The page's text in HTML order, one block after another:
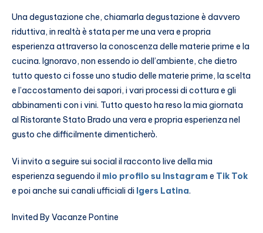
Una degustazione che, chiamarla degustazione è davvero
riduttiva, in realtà è stata per me una vera e propria
esperienza attraverso la conoscenza delle materie prime e la
cucina. Ignoravo, non essendo io dell’ambiente, che dietro
tutto questo ci fosse uno studio delle materie prime, la scelta
e l’accostamento dei sapori, i vari processi di cottura e gli
abbinamenti con i vini. Tutto questo ha reso la mia giornata
al Ristorante Stato Brado una vera e propria esperienza nel
gusto che difficilmente dimenticherò.
Vi invito a seguire sui social il racconto live della mia
esperienza seguendo il mio profilo su Instagrame Tik Tok
e poi anche sui canali ufficiali di Igers Latina.
Invited By Vacanze Pontine